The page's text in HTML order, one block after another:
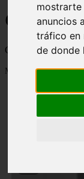
anuncios
tráfico en
de donde
Cosas curiosas,
Mostrando 1 - 24 de